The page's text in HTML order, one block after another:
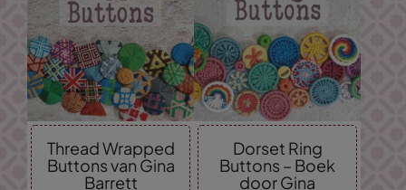
Thread Wrapped
Buttons van Gina
Barrett
Dorset Ring
Buttons – Boek
door Gina